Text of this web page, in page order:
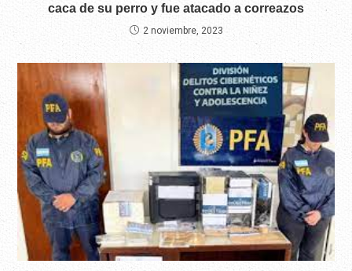
caca de su perro y fue atacado a correazos
2 noviembre, 2023